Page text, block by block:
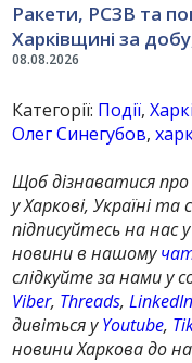
08.08.2026
Ракети, РСЗВ та
Харківщині за
Категорії: Події,
Олег Синегубов,
Щоб дізнаватися
у Харкові, Україні та
підписуйтесь на нас у
новини в нашому
слідкуйте за нами у
Viber, Threads,
дивіться уYoutube,
новини Харкова до